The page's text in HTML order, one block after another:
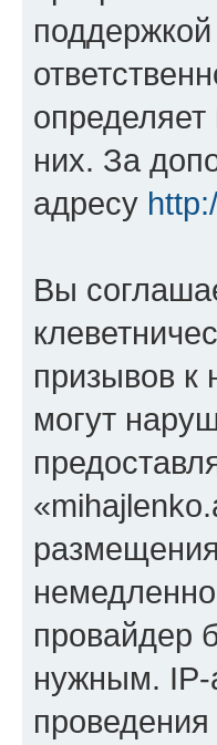
них. За
адресу
Вы
призывов к
могут
провайдер
нужным. IP-